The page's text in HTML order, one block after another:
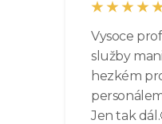
Vysoce
služby
hezkém
Jen tak